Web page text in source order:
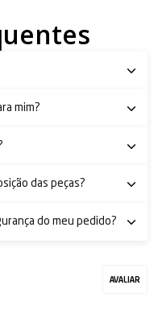
mim?
das peças?
do meu pedido?